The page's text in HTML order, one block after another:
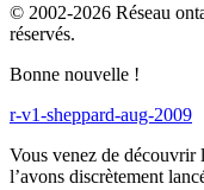
© 2002-2026 Réseau
réservés.
Bonne nouvelle !
r-v1-sheppard-aug-2009
Vous venez de découvrir
l’avons discrètement